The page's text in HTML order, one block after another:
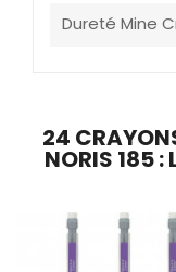
Dureté Mine
24
NORIS 185 :